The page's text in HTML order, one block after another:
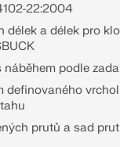
ZÓN
22:2004
délek a délek pro
náběhem podle
definovaného
prutů a sad